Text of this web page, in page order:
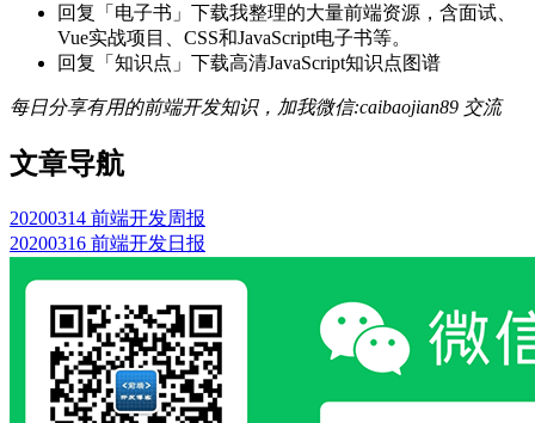
回复「电子书」下载我整理的大量前端资源，含面试、
Vue实战项目、CSS和JavaScript电子书等。
回复「知识点」下载高清JavaScript知识点图谱
每日分享有用的前端开发知识，加我微信:caibaojian89 交流
文章导航
20200314 前端开发周报
20200316 前端开发日报